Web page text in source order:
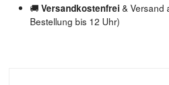
🚚Versandkostenfrei& Versand
Bestellung bis 12 Uhr)